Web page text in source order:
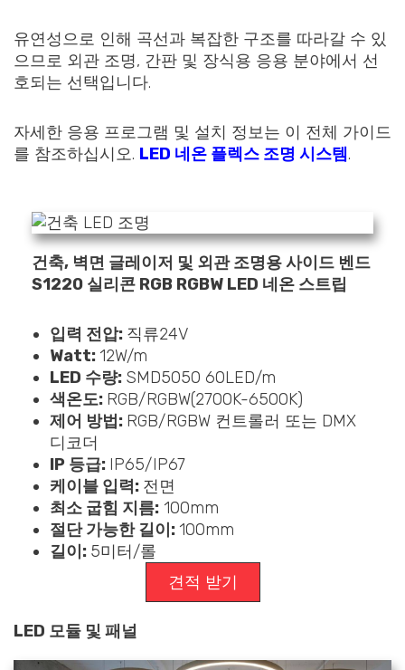
유연성으로 인해 곡선과 복잡한 구조를 따라갈 수 있
으므로 외관 조명, 간판 및 장식용 응용 분야에서 선
호되는 선택입니다.
자세한 응용 프로그램 및 설치 정보는 이 전체 가이드
를 참조하십시오. LED 네온 플렉스 조명 시스템 .
건축, 벽면 글레이저 및 외관 조명용 사이드 벤드
S1220 실리콘 RGB RGBW LED 네온 스트립
입력 전압: 직류24V
Watt: 12W/m
LED 수량: SMD5050 60LED/m
색온도: RGB/RGBW(2700K-6500K)
제어 방법: RGB/RGBW 컨트롤러 또는 DMX
디코더
IP 등급: IP65/IP67
케이블 입력: 전면
최소 굽힘 지름: 100mm
절단 가능한 길이: 100mm
길이: 5미터/롤
견적 받기
LED 모듈 및 패널